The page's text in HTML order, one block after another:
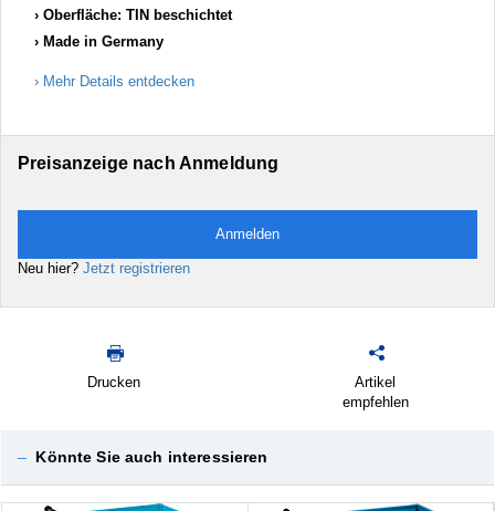
Oberfläche: TIN beschichtet
Made in Germany
Mehr Details entdecken
Preisanzeige nach Anmeldung
Anmelden
Neu hier? Jetzt registrieren
Drucken
Artikel
empfehlen
– Könnte Sie auch interessieren